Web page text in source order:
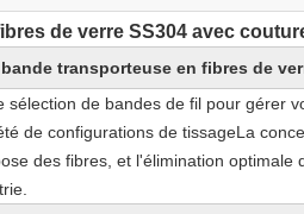
de verre SS304 avec
transporteuse en fibres de
sélection de bandes de fil pour gérer
de configurations de tissageLa
des fibres, et l'élimination